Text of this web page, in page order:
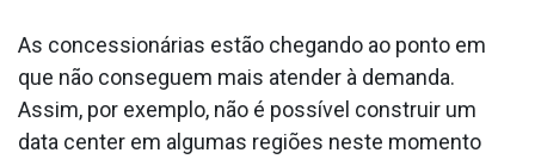
As concessionárias estão chegando ao ponto em
que não conseguem mais atender à demanda.
Assim, por exemplo, não é possível construir um
data center em algumas regiões neste momento